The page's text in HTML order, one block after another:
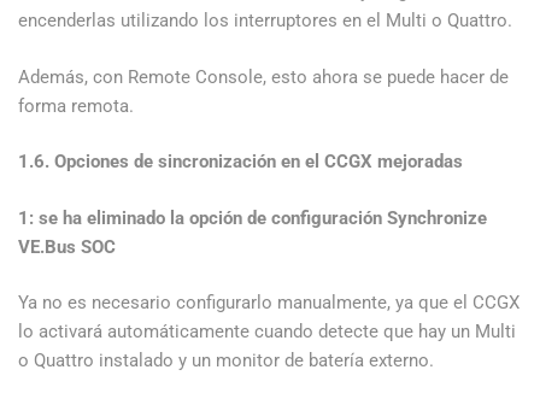
encenderlas utilizando los interruptores en el Multi o Quattro.
Además, con Remote Console, esto ahora se puede hacer de
forma remota.
1.6. Opciones de sincronización en el CCGX mejoradas
1: se ha eliminado la opción de configuración Synchronize
VE.Bus SOC
Ya no es necesario configurarlo manualmente, ya que el CCGX
lo activará automáticamente cuando detecte que hay un Multi
o Quattro instalado y un monitor de batería externo.